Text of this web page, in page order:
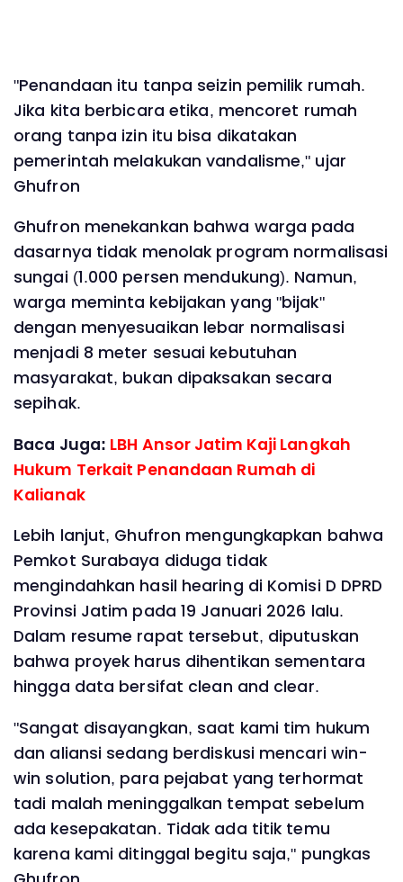
"Penandaan itu tanpa seizin pemilik rumah.
Jika kita berbicara etika, mencoret rumah
orang tanpa izin itu bisa dikatakan
pemerintah melakukan vandalisme," ujar
Ghufron
Ghufron menekankan bahwa warga pada
dasarnya tidak menolak program normalisasi
sungai (1.000 persen mendukung). Namun,
warga meminta kebijakan yang "bijak"
dengan menyesuaikan lebar normalisasi
menjadi 8 meter sesuai kebutuhan
masyarakat, bukan dipaksakan secara
sepihak.
Baca Juga: LBH Ansor Jatim Kaji Langkah
Hukum Terkait Penandaan Rumah di
Kalianak
Lebih lanjut, Ghufron mengungkapkan bahwa
Pemkot Surabaya diduga tidak
mengindahkan hasil hearing di Komisi D DPRD
Provinsi Jatim pada 19 Januari 2026 lalu.
Dalam resume rapat tersebut, diputuskan
bahwa proyek harus dihentikan sementara
hingga data bersifat clean and clear.
"Sangat disayangkan, saat kami tim hukum
dan aliansi sedang berdiskusi mencari win-
win solution, para pejabat yang terhormat
tadi malah meninggalkan tempat sebelum
ada kesepakatan. Tidak ada titik temu
karena kami ditinggal begitu saja," pungkas